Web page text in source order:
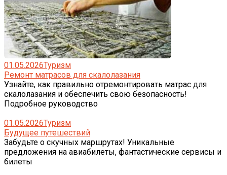
01.05.2026Туризм
Ремонт матрасов для скалолазания
Узнайте, как правильно отремонтировать матрас для
скалолазания и обеспечить свою безопасность!
Подробное руководство
01.05.2026Туризм
Будущее путешествий
Забудьте о скучных маршрутах! Уникальные
предложения на авиабилеты, фантастические сервисы и
билеты